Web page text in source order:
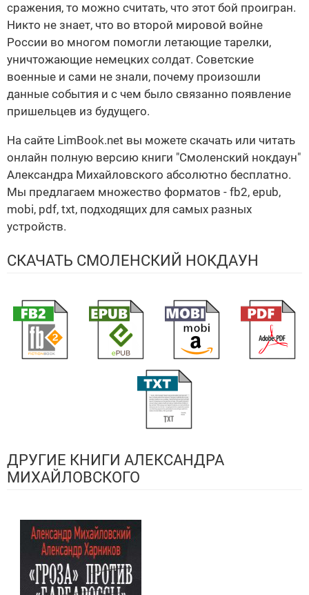
сражения, то можно считать, что этот бой проигран.
Никто не знает, что во второй мировой войне
России во многом помогли летающие тарелки,
уничтожающие немецких солдат. Советские
военные и сами не знали, почему произошли
данные события и с чем было связанно появление
пришельцев из будущего.
На сайте LimBook.net вы можете скачать или читать
онлайн полную версию книги "Смоленский нокдаун"
Александра Михайловского абсолютно бесплатно.
Мы предлагаем множество форматов - fb2, epub,
mobi, pdf, txt, подходящих для самых разных
устройств.
СКАЧАТЬ СМОЛЕНСКИЙ НОКДАУН
ДРУГИЕ КНИГИ АЛЕКСАНДРА
МИХАЙЛОВСКОГО